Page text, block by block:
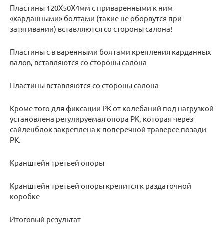
Пластины 120Х50Х4мм с приваренными к ним
«карданными» болтами (такие не оборвутся при
затягивании) вставляются со стороны салона!
Пластины с в варенными болтами крепления карданных
валов, вставляются со стороны салона
Пластины вставляются со стороны салона
Кроме того для фиксации РК от колебаний под нагрузкой
установлена регулируемая опора РК, которая через
сайленблок закреплена к поперечной траверсе позади
РК.
Кранштейн третьей опоры
Кранштейн третьей опоры крепится к раздаточной
коробке
Итоговый результат